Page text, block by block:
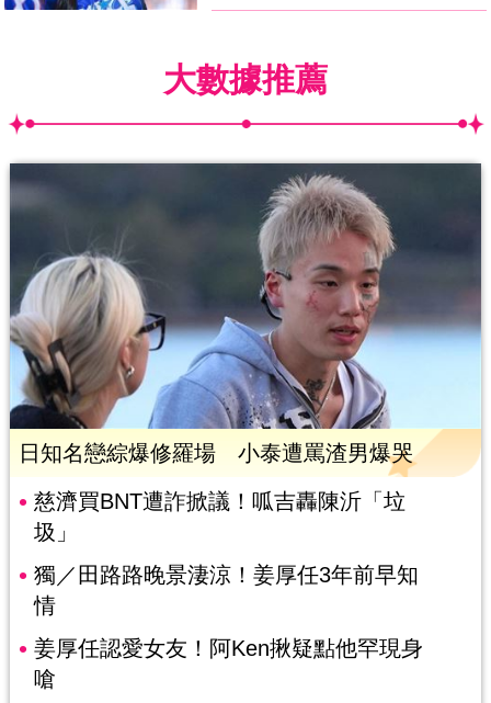
大數據推薦
日知名戀綜爆修羅場 小泰遭罵渣男爆哭
慈濟買BNT遭詐掀議！呱吉轟陳沂「垃
圾」
獨／田路路晚景淒涼！姜厚任3年前早知
情
姜厚任認愛女友！阿Ken揪疑點他罕現身
嗆